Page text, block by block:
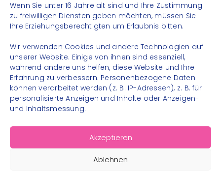
Wenn Sie unter 16 Jahre alt sind und Ihre Zustimmung
zu freiwilligen Diensten geben möchten, müssen Sie
Ihre Erziehungsberechtigten um Erlaubnis bitten.
Wir verwenden Cookies und andere Technologien auf
unserer Website. Einige von ihnen sind essenziell,
während andere uns helfen, diese Website und Ihre
Erfahrung zu verbessern. Personenbezogene Daten
können verarbeitet werden (z. B. IP-Adressen), z. B. für
personalisierte Anzeigen und Inhalte oder Anzeigen-
und Inhaltsmessung.
Akzeptieren
Ablehnen
Barrierefreiheit
Datenschutz
Impressum
Kontakt
FOLGE UNS
Instagram
Facebook
© 2026 – Bewegungsland Steiermark gGmbH - Alle